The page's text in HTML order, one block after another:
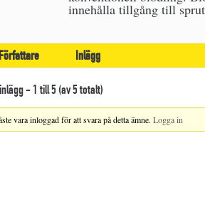
innehålla tillgång till
Inlägg
- 1 till 5 (av 5 totalt)
vara inloggad för att svara på detta ämne. Logga in